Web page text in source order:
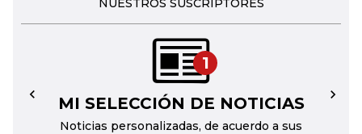
NUESTROS SUSCRIPTORES
1
MI SELECCIÓN DE NOTICIAS
Noticias personalizadas, de acuerdo a sus
← →